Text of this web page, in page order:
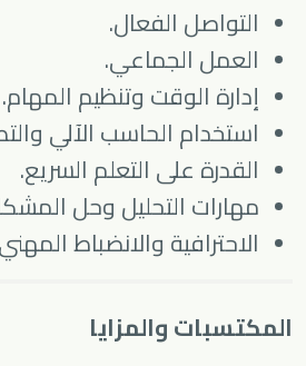
التواصل الفعال.
العمل الجماعي.
إدارة الوقت وتنظيم المهام.
استخدام الحاسب الآلي
القدرة على التعلم السريع.
مهارات التحليل وحل
الاحترافية والانضباط
المكتسبات والمزايا